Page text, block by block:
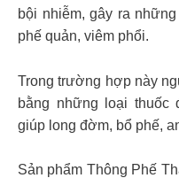
bội nhiễm, gây ra
phế quản, viêm phổi.
Trong trường hợp này
bằng những loại
giúp long đờm, bổ phế,
Sản phẩm Thông Phế